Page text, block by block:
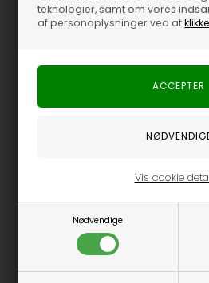
teknologier, samt om vores
af personoplysninger ved at
Nødvendige
Vis cookie
Silky Woods Elixir Parfume - 100 ml